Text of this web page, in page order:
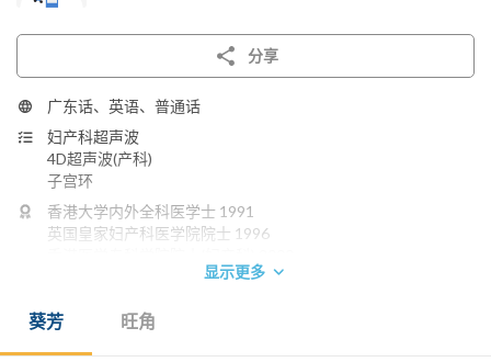
分享
广东话、英语、普通话
妇产科超声波
4D超声波(产科)
子宫环
香港大学内外全科医学士 1991
英国皇家妇产科医学院院士 1996
香港妇产科学院院士 2002
养和医院
香港浸信会医院
圣保禄医院
显示更多
葵芳 旺角